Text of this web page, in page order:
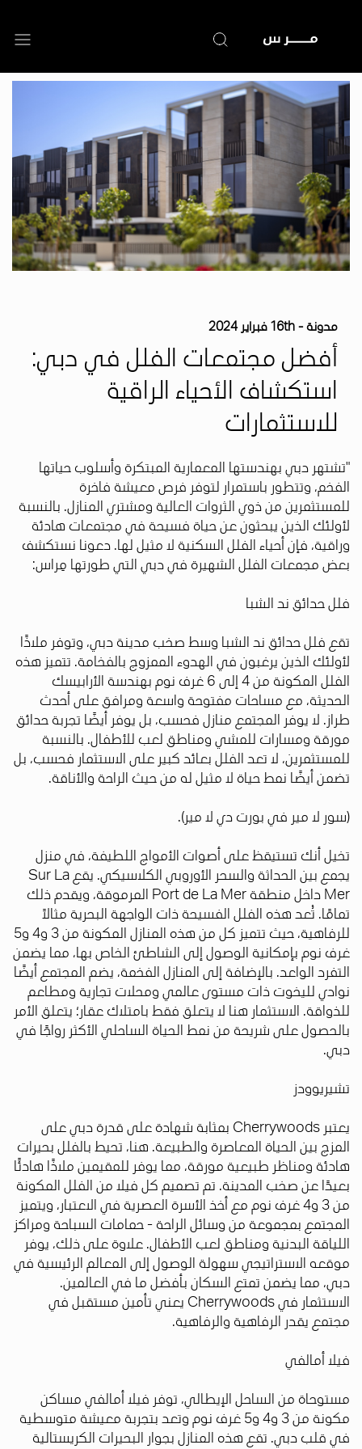
مدونة -16th فبراير 2024
أفضل مجتمعات الفلل في دبي:
استكشاف الأحياء الراقية
للاستثمارات
"تشتهر دبي بهندستها المعمارية المبتكرة وأسلوب حياتها
الفخم، وتتطور باستمرار لتوفر فرص معيشة فاخرة
للمستثمرين من ذوي الثروات العالية ومشتري المنازل. بالنسبة
لأولئك الذين يبحثون عن حياة فسيحة في مجتمعات هادئة
وراقية، فإن أحياء الفلل السكنية لا مثيل لها. دعونا نستكشف
بعض مجمعات الفلل الشهيرة في دبي التي طورتها مِراس:
فلل حدائق ند الشبا
تقع فلل حدائق ند الشبا وسط صخب مدينة دبي، وتوفر ملاذًا
لأولئك الذين يرغبون في الهدوء الممزوج بالفخامة. تتميز هذه
الفلل المكونة من 4 إلى 6 غرف نوم بهندسة الأرابيسك
الحديثة، مع مساحات مفتوحة واسعة ومرافق على أحدث
طراز. لا يوفر المجتمع منازل فحسب، بل يوفر أيضًا تجربة حدائق
مورقة ومسارات للمشي ومناطق لعب للأطفال. بالنسبة
للمستثمرين، لا تعد الفلل بعائد كبير على الاستثمار فحسب، بل
تضمن أيضًا نمط حياة لا مثيل له من حيث الراحة والأناقة.
(سور لا مير في بورت دي لا مير).
تخيل أنك تستيقظ على أصوات الأمواج اللطيفة، في منزل
يجمع بين الحداثة والسحر الأوروبي الكلاسيكي. يقع Sur La
Mer داخل منطقة Port de La Mer المرموقة، ويقدم ذلك
تمامًا. تُعد هذه الفلل الفسيحة ذات الواجهة البحرية مثالاً
للرفاهية، حيث تتميز كل من هذه المنازل المكونة من 3 و4 و5
غرف نوم بإمكانية الوصول إلى الشاطئ الخاص بها، مما يضمن
التفرد الواعد. بالإضافة إلى المنازل الفخمة، يضم المجتمع أيضًا
نوادي لليخوت ذات مستوى عالمي ومحلات تجارية ومطاعم
للذواقة. الاستثمار هنا لا يتعلق فقط بامتلاك عقار؛ يتعلق الأمر
بالحصول على شريحة من نمط الحياة الساحلي الأكثر رواجًا في
دبي.
تشيريوودز
يعتبر Cherrywoods بمثابة شهادة على قدرة دبي على
المزج بين الحياة المعاصرة والطبيعة. هنا، تحيط بالفلل بحيرات
هادئة ومناظر طبيعية مورقة، مما يوفر للمقيمين ملاذًا هادئًا
بعيدًا عن صخب المدينة. تم تصميم كل فيلا من الفلل المكونة
من 3 و4 غرف نوم مع أخذ الأسرة العصرية في الاعتبار، ويتميز
المجتمع بمجموعة من وسائل الراحة - حمامات السباحة ومراكز
اللياقة البدنية ومناطق لعب الأطفال. علاوة على ذلك، يوفر
موقعه الاستراتيجي سهولة الوصول إلى المعالم الرئيسية في
دبي، مما يضمن تمتع السكان بأفضل ما في العالمين.
الاستثمار في Cherrywoods يعني تأمين مستقبل في
مجتمع يقدر الرفاهية والرفاهية.
فيلا أمالفي
مستوحاة من الساحل الإيطالي، توفر فيلا أمالفي مساكن
مكونة من 3 و4 و5 غرف نوم وتعد بتجربة معيشة متوسطية
في قلب دبي. تقع هذه المنازل بجوار البحيرات الكريستالية